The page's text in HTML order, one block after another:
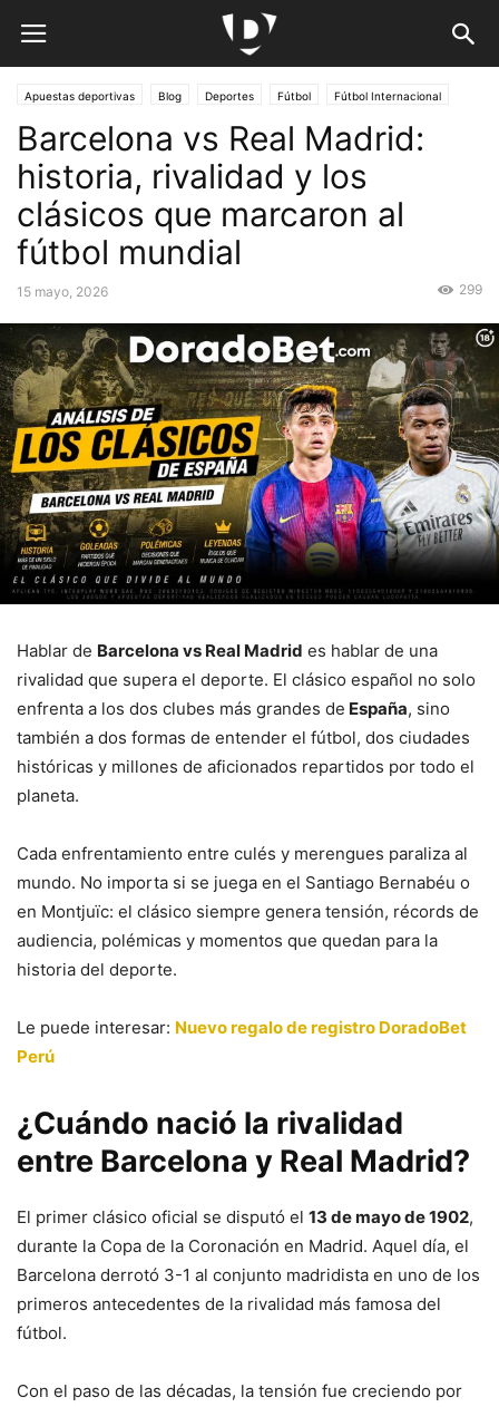
Apuestas deportivas Blog Deportes Fútbol Fútbol Internacional
Guias Países Preguntas frecuentes Pronósticos
Barcelona vs Real Madrid:
historia, rivalidad y los
clásicos que marcaron al
fútbol mundial
15 mayo, 2026 299
Hablar de Barcelona vs Real Madrid es hablar de una
rivalidad que supera el deporte. El clásico español no solo
enfrenta a los dos clubes más grandes de España, sino
también a dos formas de entender el fútbol, dos ciudades
históricas y millones de aficionados repartidos por todo el
planeta.
Cada enfrentamiento entre culés y merengues paraliza al
mundo. No importa si se juega en el Santiago Bernabéu o
en Montjuïc: el clásico siempre genera tensión, récords de
audiencia, polémicas y momentos que quedan para la
historia del deporte.
Le puede interesar: Nuevo regalo de registro DoradoBet
Perú
¿Cuándo nació la rivalidad
entre Barcelona y Real Madrid?
El primer clásico oficial se disputó el 13 de mayo de 1902,
durante la Copa de la Coronación en Madrid. Aquel día, el
Barcelona derrotó 3-1 al conjunto madridista en uno de los
primeros antecedentes de la rivalidad más famosa del
fútbol.
Con el paso de las décadas, la tensión fue creciendo por